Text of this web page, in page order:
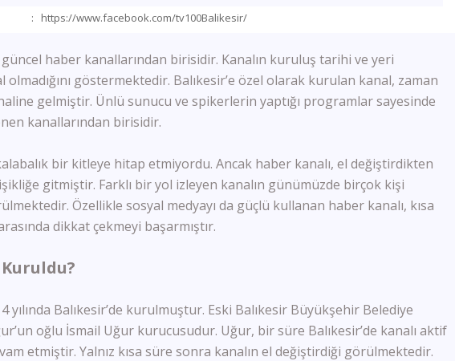
Sözcü TV
Flash Haber
Kanal 24
Bloomberg HT
A Para
Tele1
TRT Spor
A Spor
Bein Sports Haber
: https://www.facebook.com/tv100Balikesir/
haber kanallarından birisidir. Kanalın kuruluş tarihi ve yeri
olmadığını göstermektedir. Balıkesir’e özel olarak kurulan kanal, zaman
gelmiştir. Ünlü sunucu ve spikerlerin yaptığı programlar sayesinde
kanallarından birisidir.
bir kitleye hitap etmiyordu. Ancak haber kanalı, el değiştirdikten
gitmiştir. Farklı bir yol izleyen kanalın günümüzde birçok kişi
Özellikle sosyal medyayı da güçlü kullanan haber kanalı, kısa
dikkat çekmeyi başarmıştır.
yılında Balıkesir’de kurulmuştur. Eski Balıkesir Büyükşehir Belediye
oğlu İsmail Uğur kurucusudur. Uğur, bir süre Balıkesir’de kanalı aktif
etmiştir. Yalnız kısa süre sonra kanalın el değiştirdiği görülmektedir.